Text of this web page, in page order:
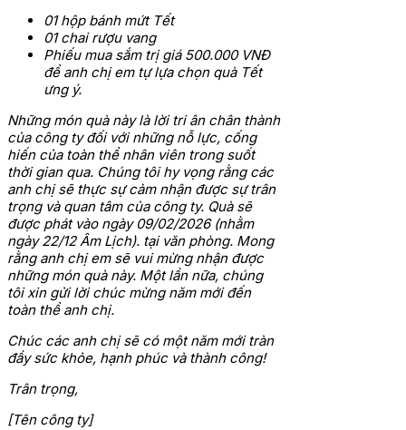
01 hộp bánh mứt Tết
01 chai rượu vang
Phiếu mua sắm trị giá 500.000 VNĐ
để anh chị em tự lựa chọn quà Tết
ưng ý.
Những món quà này là lời tri ân chân thành
của công ty đối với những nỗ lực, cống
hiến của toàn thể nhân viên trong suốt
thời gian qua. Chúng tôi hy vọng rằng các
anh chị sẽ thực sự cảm nhận được sự trân
trọng và quan tâm của công ty. Quà sẽ
được phát vào ngày 09/02/2026 (nhằm
ngày 22/12 Âm Lịch). tại văn phòng. Mong
rằng anh chị em sẽ vui mừng nhận được
những món quà này. Một lần nữa, chúng
tôi xin gửi lời chúc mừng năm mới đến
toàn thể anh chị.
Chúc các anh chị sẽ có một năm mới tràn
đầy sức khỏe, hạnh phúc và thành công!
Trân trọng,
[Tên công ty]